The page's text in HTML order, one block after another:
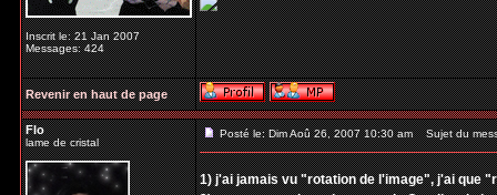
Inscrit le: 21 Jan 2007
Messages: 424
Revenir en haut de page
Flo
lame de cristal
Posté le: Dim Aoû 26, 2007 10:30 am Sujet du
1) j'ai jamais vu "rotation de l'image", j'ai que